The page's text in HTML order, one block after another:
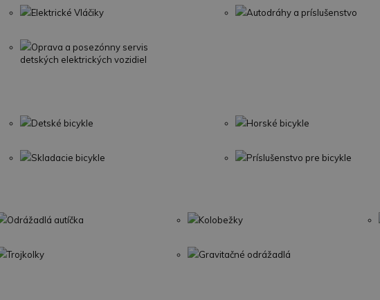
Elektrické Vláčiky Autodráhy a príslušenstvo
Oprava a posezónny servis
detských elektrických vozidiel
Detské bicykle Horské bicykle
Skladacie bicykle Príslušenstvo pre bicykle
Odrážadlá autíčka Kolobežky
Trojkolky Gravitačné odrážadlá